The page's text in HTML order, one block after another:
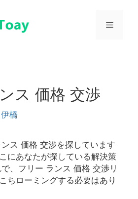
メ
ス 価格 交渉
橋
ス 価格 交渉を探しています
にあなたが探している解決策
、フリー ランス 価格 交渉リ
ちローミングする必要はあり